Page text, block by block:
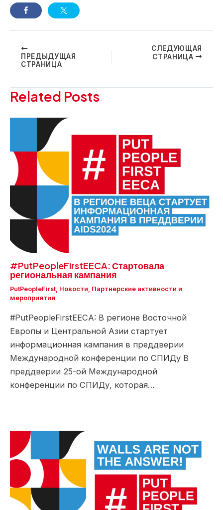
Навигация
ПРЕДЫДУЩАЯ
СТРАНИЦА
СЛЕДУЮЩАЯ
СТРАНИЦА
Related Posts
#PutPeopleFirstEECA: Стартовала
региональная кампания
PutPeopleFirst, Новости, Партнерские активности и
мероприятия
#PutPeopleFirstEECA: В регионе Восточной
Европы и Центральной Азии стартует
информационная кампания в преддверии
Международной конференции по СПИДу В
преддверии 25-ой Международной
конференции по СПИДу, которая…